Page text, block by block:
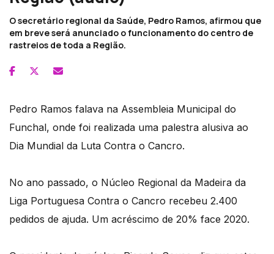
O secretário regional da Saúde, Pedro Ramos, afirmou que
em breve será anunciado o funcionamento do centro de
rastreios de toda a Região.
Pedro Ramos falava na Assembleia Municipal do
Funchal, onde foi realizada uma palestra alusiva ao
Dia Mundial da Luta Contra o Cancro.
No ano passado, o Núcleo Regional da Madeira da
Liga Portuguesa Contra o Cancro recebeu 2.400
pedidos de ajuda. Um acréscimo de 20% face 2020.